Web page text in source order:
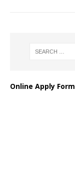
Online Apply Form